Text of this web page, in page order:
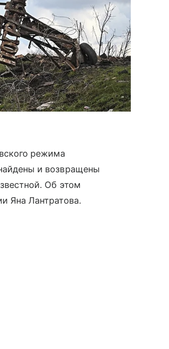
режима
и возвращены
Об этом
Яна Лантратова.